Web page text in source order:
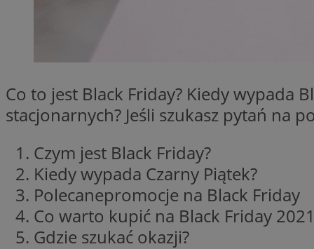
Co to jest Black Friday? Kiedy wypada
stacjonarnych? Jeśli szukasz pytań na
Czym jest Black Friday?
Kiedy wypada Czarny Piątek?
Polecanepromocje na Black Friday
Co warto kupić na Black Friday
Gdzie szukać okazji?
euds
__cf_bm
suid